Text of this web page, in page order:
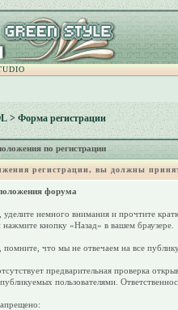
> Форма регистрации
по регистрации
регистрации, вы должны
форума
немного внимания и прочтите
нажмите кнопку «Назад» в вашем браузере.
помните, что мы не отвечаем на все
предварительная проверка
пользователями.